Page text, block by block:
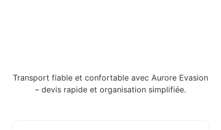
Transport fiable et confortable avec Aurore Evasion
– devis rapide et organisation simplifiée.